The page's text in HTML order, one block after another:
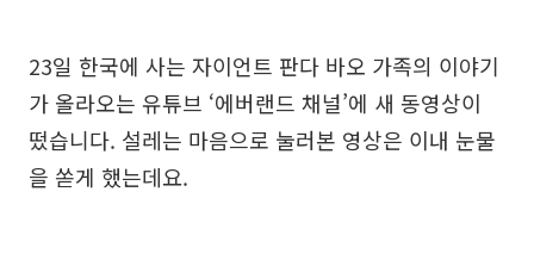
23일 한국에 사는 자이언트 판다 바오 가족의 이야기
가 올라오는 유튜브 ‘에버랜드 채널’에 새 동영상이
떴습니다. 설레는 마음으로 눌러본 영상은 이내 눈물
을 쏟게 했는데요.